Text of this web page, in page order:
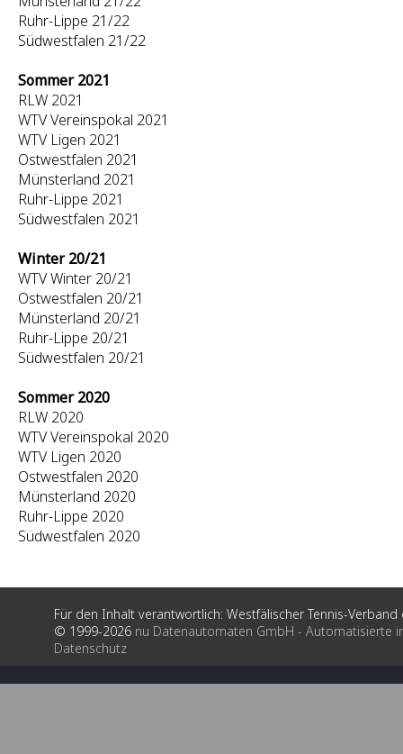
Ruhr-Lippe 21/22
Südwestfalen 21/22
Sommer 2021
RLW 2021
WTV Vereinspokal 2021
WTV Ligen 2021
Ostwestfalen 2021
Münsterland 2021
Ruhr-Lippe 2021
Südwestfalen 2021
Winter 20/21
WTV Winter 20/21
Ostwestfalen 20/21
Münsterland 20/21
Ruhr-Lippe 20/21
Südwestfalen 20/21
Sommer 2020
RLW 2020
WTV Vereinspokal 2020
WTV Ligen 2020
Ostwestfalen 2020
Münsterland 2020
Ruhr-Lippe 2020
Südwestfalen 2020
Für den Inhalt verantwortlich: Westfälischer Tennis-Verband
© 1999-2026 nu Datenautomaten GmbH - Automatisierte
Datenschutz